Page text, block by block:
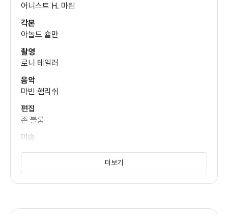
어니스트 H. 마틴
각본
아놀드 슐만
촬영
로니 테일러
음악
마빈 햄리쉬
편집
존 블룸
미술
더보기